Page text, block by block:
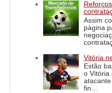
Assim
página
Vitória
Estão
o Vitória
fin...